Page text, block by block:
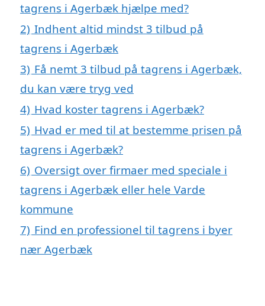
tagrens i Agerbæk hjælpe med?
2) Indhent altid mindst 3 tilbud på
tagrens i Agerbæk
3) Få nemt 3 tilbud på tagrens i Agerbæk,
du kan være tryg ved
4) Hvad koster tagrens i Agerbæk?
5) Hvad er med til at bestemme prisen på
tagrens i Agerbæk?
6) Oversigt over firmaer med speciale i
tagrens i Agerbæk eller hele Varde
kommune
7) Find en professionel til tagrens i byer
nær Agerbæk